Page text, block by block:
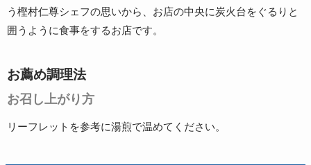
う樫村仁尊シェフの思いから、お店の中央に炭火台をぐるりと
囲うように食事をするお店です。
お薦め調理法
お召し上がり方
リーフレットを参考に湯煎で温めてください。